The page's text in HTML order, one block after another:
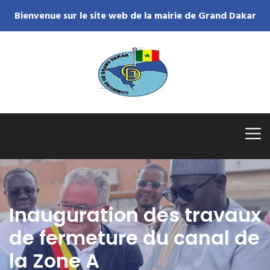
Bienvenue sur le site web de la mairie de Grand Dakar
Inauguration des travaux
de fermeture du canal de
la Zone A